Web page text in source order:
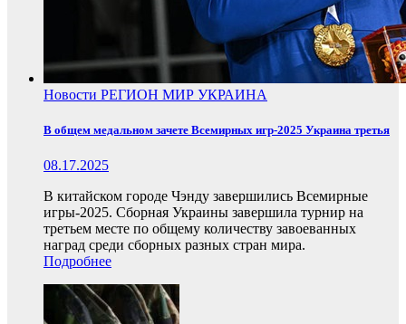
Новости РЕГИОН МИР УКРАИНА
В общем медальном зачете Всемирных игр-2025 Украина третья
08.17.2025
В китайском городе Чэнду завершились Всемирные
игры-2025. Сборная Украины завершила турнир на
третьем месте по общему количеству завоеванных
наград среди сборных разных стран мира.
Подробнее